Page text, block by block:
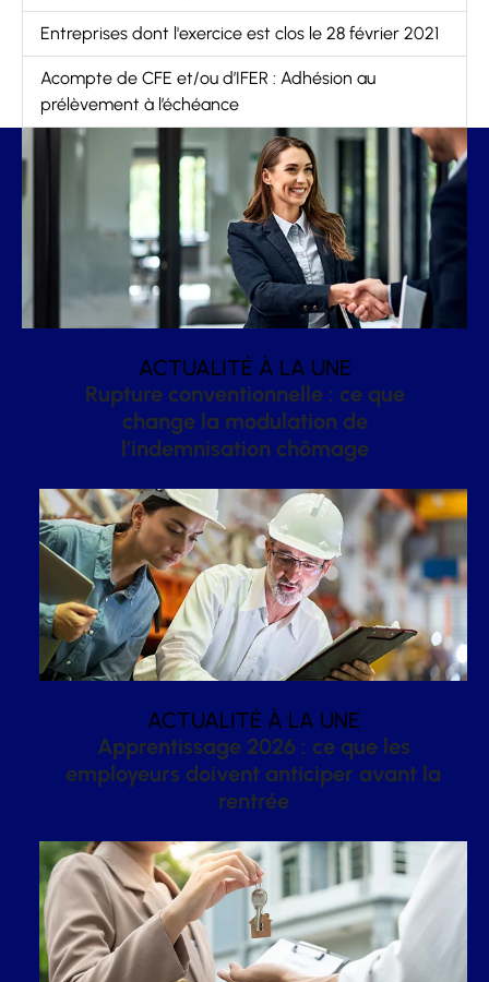
Entreprises dont l'exercice est clos le 28 février 2021
Acompte de CFE et/ou d’IFER : Adhésion au
prélèvement à l’échéance
ACTUALITÉ À LA UNE
Rupture conventionnelle : ce que
change la modulation de
l’indemnisation chômage
ACTUALITÉ À LA UNE
Apprentissage 2026 : ce que les
employeurs doivent anticiper avant la
rentrée